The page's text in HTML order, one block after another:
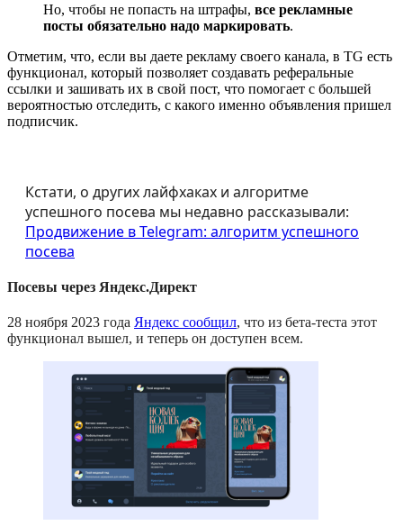
Но, чтобы не попасть на штрафы, все рекламные
посты обязательно надо маркировать.
Отметим, что, если вы даете рекламу своего канала, в TG есть
функционал, который позволяет создавать реферальные
ссылки и зашивать их в свой пост, что помогает с большей
вероятностью отследить, с какого именно объявления пришел
подписчик.
Кстати, о других лайфхаках и алгоритме
успешного посева мы недавно рассказывали:
Продвижение в Telegram: алгоритм успешного
посева
Посевы через Яндекс.Директ
28 ноября 2023 года Яндекс сообщил, что из бета-теста этот
функционал вышел, и теперь он доступен всем.